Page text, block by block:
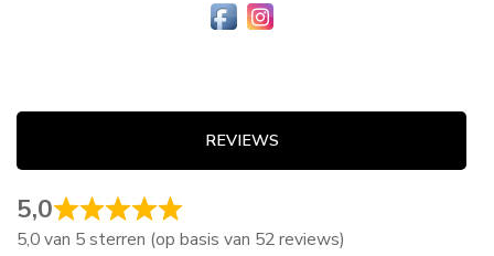
REVIEWS
5,0
5,0 van 5 sterren (op basis van 52 reviews)